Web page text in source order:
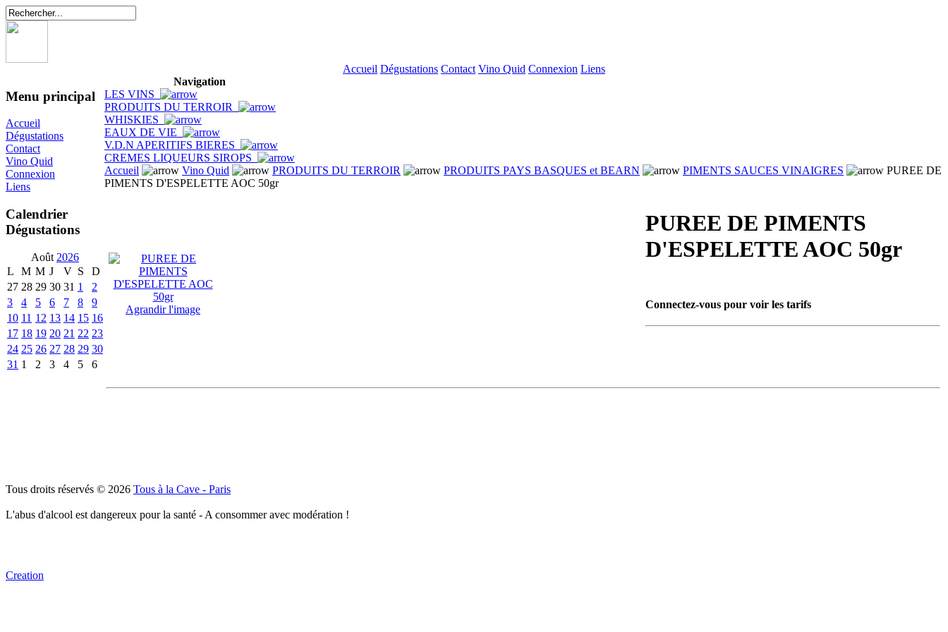
Accueil Dégustations Contact Vino Quid Connexion Liens
Menu principal
Accueil
Dégustations
Contact
Vino Quid
Connexion
Liens
Calendrier
Dégustations
Août 2026
L
M M J V S
D
27 28 29 30 31 1
2
3
4 5 6 7 8
9
10 11 12 13 14 15 16
17 18 19 20 21 22 23
24 25 26 27 28 29 30
31 1 2 3 4 5 6
Navigation
LES VINS
PRODUITS DU TERROIR
WHISKIES
EAUX DE VIE
V.D.N APERITIFS BIERES
CREMES LIQUEURS SIROPS
Accueil
Vino Quid PRODUITS DU TERROIR PRODUITS PAYS BASQUES et BEARN PIMENTS SAUCES VINAIGRES
PUREE DE
PIMENTS D'ESPELETTE AOC 50gr
Agrandir l'image
PUREE DE PIMENTS
D'ESPELETTE AOC 50gr
Connectez-vous pour voir les tarifs
Tous droits réservés © 2026 Tous à la Cave - Paris
L'abus d'alcool est dangereux pour la santé - A consommer avec modération !
Creation